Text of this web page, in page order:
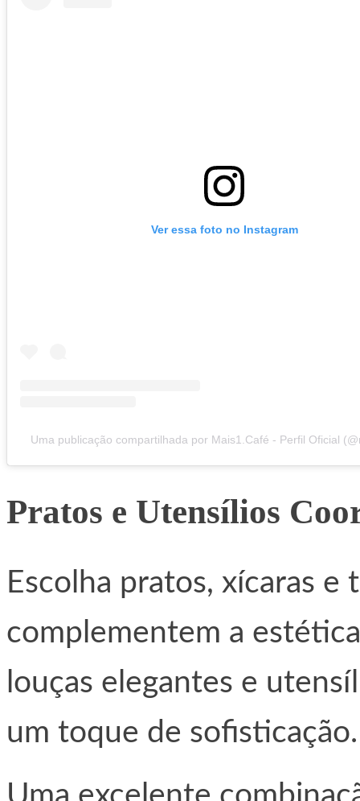
Ver essa foto no Instagram
Uma publicação compartilhada por Mais1.Café - Perfil Oficial
Pratos e Utensílios
Escolha pratos, xícaras
complementem a
louças elegantes e
um toque de sofisticação.